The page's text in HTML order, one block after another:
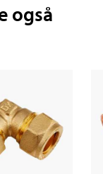
også